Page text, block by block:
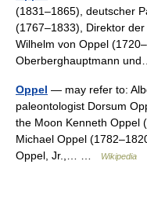
(1831–1865), deutscher
(1767–1833), Direktor
Wilhelm von Oppel
Oberberghauptmann
Oppel — may refer to:
paleontologist Dorsum
the Moon Kenneth Oppel
Michael Oppel
Oppel, Jr.,… …
Wikipedia